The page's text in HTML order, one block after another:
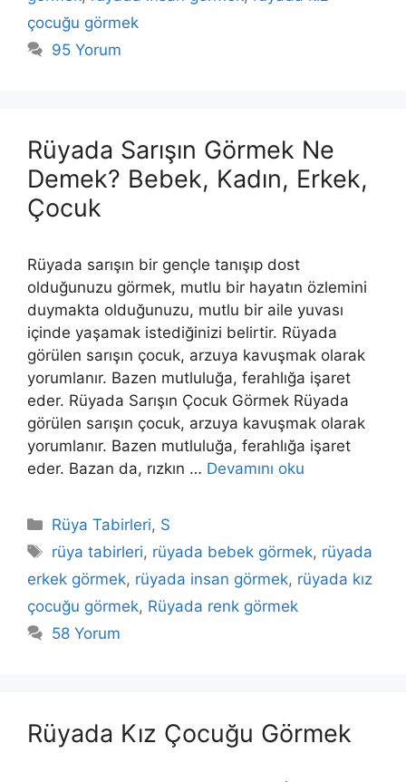
çocuğu görmek
95 Yorum
Rüyada Sarışın Görmek Ne
Demek? Bebek, Kadın, Erkek,
Çocuk
Rüyada sarışın bir gençle tanışıp dost
olduğunuzu görmek, mutlu bir hayatın özlemini
duymakta olduğunuzu, mutlu bir aile yuvası
içinde yaşamak istediğinizi belirtir. Rüyada
görülen sarışın çocuk, arzuya kavuşmak olarak
yorumlanır. Bazen mutluluğa, ferahlığa işaret
eder. Rüyada Sarışın Çocuk Görmek Rüyada
görülen sarışın çocuk, arzuya kavuşmak olarak
yorumlanır. Bazen mutluluğa, ferahlığa işaret
eder. Bazan da, rızkın … Devamını oku
Kategoriler
Rüya Tabirleri, S
Etiketler
rüya tabirleri, rüyada bebek görmek, rüyada
erkek görmek, rüyada insan görmek, rüyada kız
çocuğu görmek, Rüyada renk görmek
58 Yorum
Rüyada Kız Çocuğu Görmek